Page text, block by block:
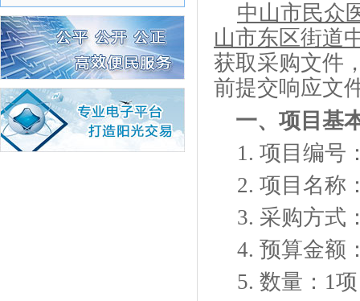
中山市民众
山市东区街道
获取采购文件
前提交响应文
一、项目基
1. 项目编号
2. 项目名称
3. 采购方式
4. 预算金额
5. 数量： 1项